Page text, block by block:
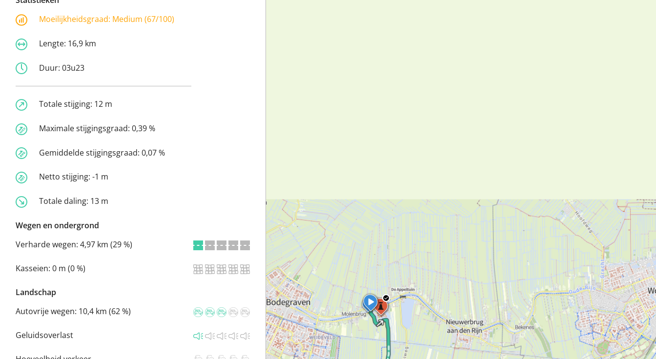
Moeilijkheidsgraad: Medium (67/100)
Lengte: 16,9 km
Duur: 03u23
Totale stijging: 12 m
Maximale stijgingsgraad: 0,39 %
Gemiddelde stijgingsgraad: 0,07 %
Netto stijging: -1 m
Totale daling: 13 m
Wegen en ondergrond
Verharde wegen: 4,97 km (29 %)
Kasseien: 0 m (0 %)
Landschap
Autovrije wegen: 10,4 km (62 %)
Geluidsoverlast